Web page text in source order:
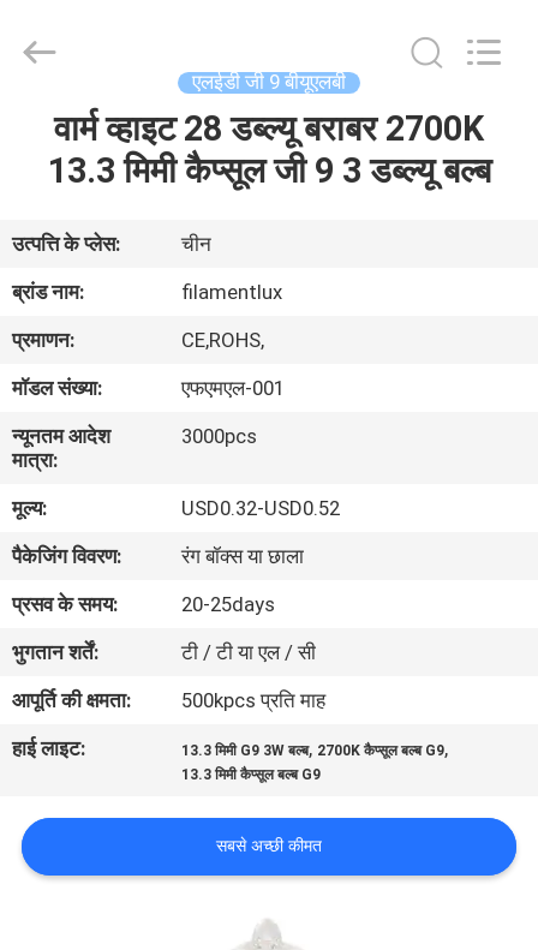
हमारे
बारे
कारखाना
गुणवत्ता
नियंत्रण
संपर्क
करें
उद्धरण
की
Technology
Reserved.
एलईडी जी 9 बीयूएलबी
वार्म व्हाइट 28 डब्ल्यू बराबर 2700K
13.3 मिमी कैप्सूल जी 9 3 डब्ल्यू बल्ब
उत्पत्ति के प्लेस:
चीन
ब्रांड नाम:
filamentlux
प्रमाणन:
CE,ROHS,
मॉडल संख्या:
एफएमएल-001
न्यूनतम आदेश
मात्रा:
3000pcs
मूल्य:
USD0.32-USD0.52
पैकेजिंग विवरण:
रंग बॉक्स या छाला
प्रसव के समय:
20-25days
भुगतान शर्तें:
टी / टी या एल / सी
आपूर्ति की क्षमता:
500kpcs प्रति माह
हाई लाइट:
13.3 मिमी G9 3W बल्ब, 2700K कैप्सूल बल्ब G9,
13.3 मिमी कैप्सूल बल्ब G9
सबसे अच्छी कीमत